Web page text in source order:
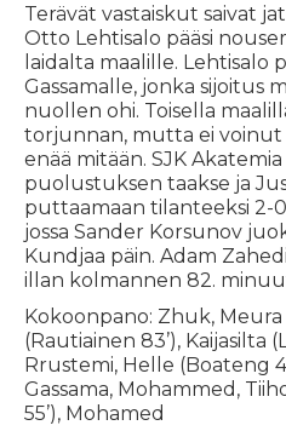
Terävät vastaiskut saivat
Otto Lehtisalo pääsi
laidalta maalille. Lehtisalo
Gassamalle, jonka sijoitus
nuollen ohi. Toisella
torjunnan, mutta ei
enää mitään. SJK
puolustuksen taakse ja
puttaamaan tilanteeksi 2-
jossa Sander Korsunov
Kundjaa päin. Adam
illan kolmannen 82.
Kokoonpano: Zhuk, Meura
(Rautiainen 83’), Kaijasilta
Rrustemi, Helle (Boateng
Gassama, Mohammed,
55’), Mohamed